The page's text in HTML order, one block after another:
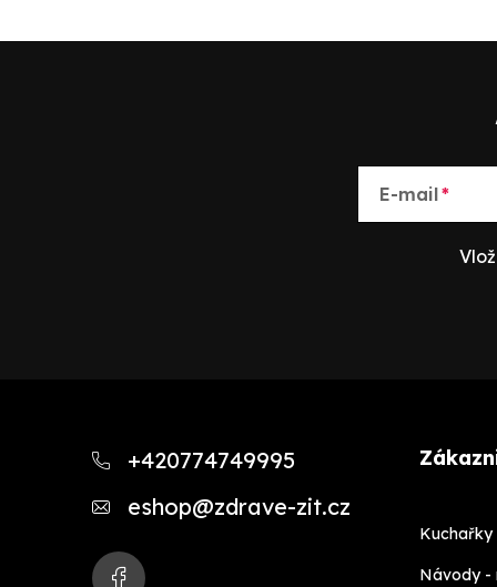
E-mail
+420774749995
eshop@zdrave-zit.cz
Kuchařky
Návody -